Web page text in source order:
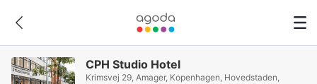
CPH Studio Hotel
Krimsvej 29, Amager, Kopenhagen, Hovedstaden,